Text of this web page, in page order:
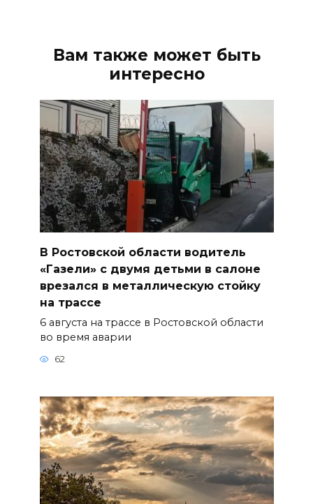
Вам также может быть
интересно
В Ростовской области водитель
«Газели» с двумя детьми в салоне
врезался в металлическую стойку
на трассе
6 августа на трассе в Ростовской области
во время аварии
62